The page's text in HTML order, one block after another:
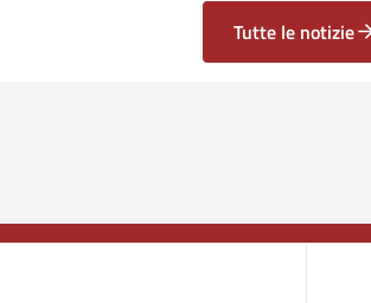
Tutte le notizie